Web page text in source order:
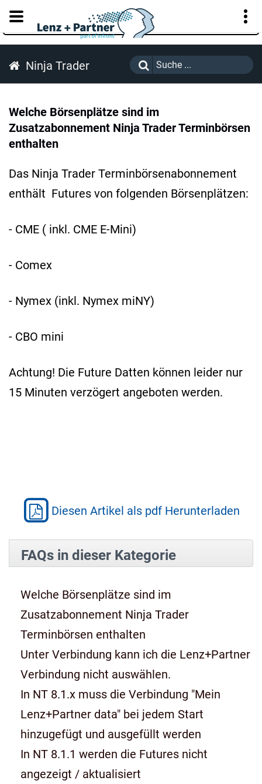
KUNDENPORTAL
Ninja Trader
Welche Börsenplätze sind im
Zusatzabonnement Ninja Trader Terminbörsen
enthalten
Das Ninja Trader Terminbörsenabonnement
enthält Futures von folgenden Börsenplätzen:
- CME ( inkl. CME E-Mini)
- Comex
- Nymex (inkl. Nymex miNY)
- CBO mini
Achtung! Die Future Datten können leider nur
15 Minuten verzögert angeboten werden.
Diesen Artikel als pdf Herunterladen
FAQs in dieser Kategorie
Welche Börsenplätze sind im
Zusatzabonnement Ninja Trader
Terminbörsen enthalten
Unter Verbindung kann ich die Lenz+Partner
Verbindung nicht auswählen.
In NT 8.1.x muss die Verbindung "Mein
Lenz+Partner data" bei jedem Start
hinzugefügt und ausgefüllt werden
In NT 8.1.1 werden die Futures nicht
angezeigt / aktualisiert